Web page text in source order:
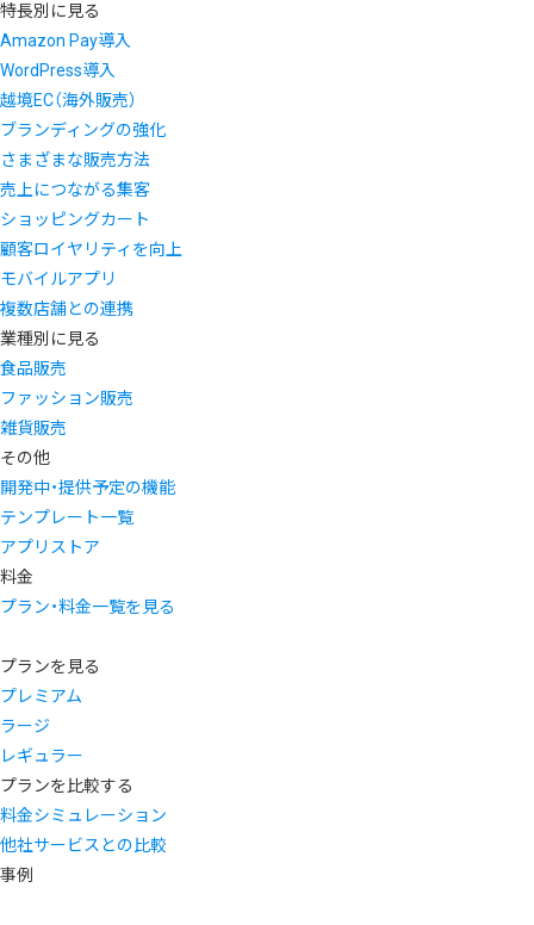
特長別に見る
Amazon Pay導入
WordPress導入
越境EC（海外販売）
ブランディングの強化
さまざまな販売方法
売上につながる集客
ショッピングカート
顧客ロイヤリティを向上
モバイルアプリ
複数店舗との連携
業種別に見る
食品販売
ファッション販売
雑貨販売
その他
開発中・提供予定の機能
テンプレート一覧
アプリストア
料金
プラン・料金一覧を見る
プランを見る
プレミアム
ラージ
レギュラー
プランを比較する
料金シミュレーション
他社サービスとの比較
事例